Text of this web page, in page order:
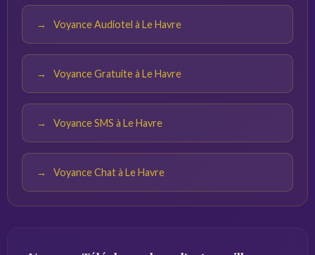
Voyance Audiotel à Le Havre
Voyance Gratuite à Le Havre
Voyance SMS à Le Havre
Voyance Chat à Le Havre